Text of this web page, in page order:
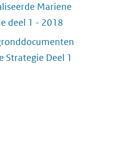
Mariene
deel 1 - 2018
Strategie Deel 1